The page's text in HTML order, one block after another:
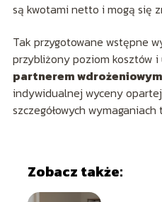
są kwotami netto i mogą się
Tak przygotowane wstępne
przybliżony poziom kosztów i
partnerem wdrożeniowym
indywidualnej wyceny
szczegółowych
Zobacz także: